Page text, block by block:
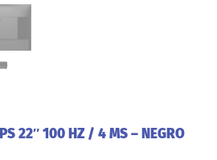
22″ 100 HZ / 4 MS – NEGRO